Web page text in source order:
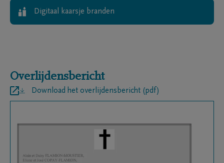
Digitaal kaarsje branden
Overlijdensbericht
Download het overlijdensbericht (pdf)